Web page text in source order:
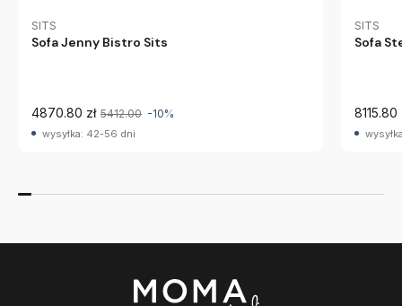
SITS
Sofa Jenny Bistro Sits
4870.80 zł 5412.00 -10%
wysyłka: 42-56 dni
SITS
Sofa
8115.80